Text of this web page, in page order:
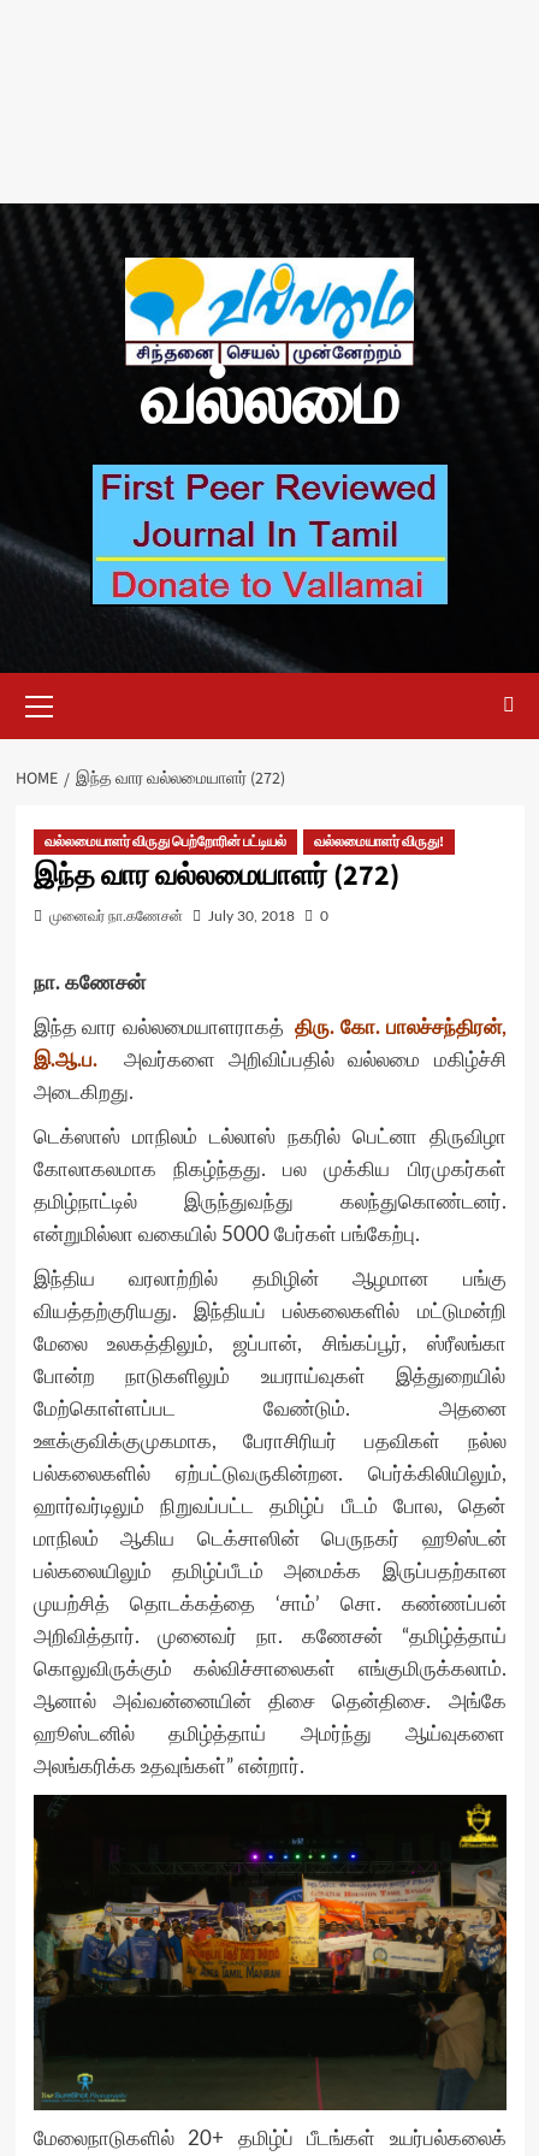
வல்லமை
Menu
HOME இந்த வார வல்லமையாளர் (272)
வல்லமையாளர் விருது பெற்றோரின் பட்டியல் வல்லமையாளர் விருது!
இந்த வார வல்லமையாளர் (272)
முனைவர் நா.கணேசன் July 30, 2018 0
நா. கணேசன்
இந்த வார வல்லமையாளராகத்திரு. கோ. பாலச்சந்திரன்,
இ.ஆ.ப. அவர்களை அறிவிப்பதில் வல்லமை மகிழ்ச்சி
அடைகிறது.
டெக்ஸாஸ் மாநிலம் டல்லாஸ் நகரில் பெட்னா திருவிழா
கோலாகலமாக நிகழ்ந்தது. பல முக்கிய பிரமுகர்கள்
தமிழ்நாட்டில் இருந்துவந்து கலந்துகொண்டனர்.
என்றுமில்லா வகையில் 5000 பேர்கள் பங்கேற்பு.
இந்திய வரலாற்றில் தமிழின் ஆழமான பங்கு
வியத்தற்குரியது. இந்தியப் பல்கலைகளில் மட்டுமன்றி
மேலை உலகத்திலும், ஜப்பான், சிங்கப்பூர், ஸ்ரீலங்கா
போன்ற நாடுகளிலும் உயராய்வுகள் இத்துறையில்
மேற்கொள்ளப்பட வேண்டும். அதனை
ஊக்குவிக்குமுகமாக, பேராசிரியர் பதவிகள் நல்ல
பல்கலைகளில் ஏற்பட்டுவருகின்றன. பெர்க்கிலியிலும்,
ஹார்வர்டிலும் நிறுவப்பட்ட தமிழ்ப் பீடம் போல, தென்
மாநிலம் ஆகிய டெக்சாஸின் பெருநகர் ஹூஸ்டன்
பல்கலையிலும் தமிழ்ப்பீடம் அமைக்க இருப்பதற்கான
முயற்சித் தொடக்கத்தை ‘சாம்’ சொ. கண்ணப்பன்
அறிவித்தார். முனைவர் நா. கணேசன் “தமிழ்த்தாய்
கொலுவிருக்கும் கல்விச்சாலைகள் எங்குமிருக்கலாம்.
ஆனால் அவ்வன்னையின் திசை தென்திசை. அங்கே
ஹூஸ்டனில் தமிழ்த்தாய் அமர்ந்து ஆய்வுகளை
அலங்கரிக்க உதவுங்கள்” என்றார்.
மேலைநாடுகளில் 20+ தமிழ்ப் பீடங்கள் உயர்பல்கலைக்